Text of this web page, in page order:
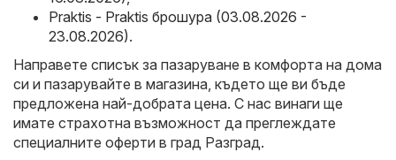
Praktis - Praktis брошура (03.08.2026 -
23.08.2026).
Направете списък за пазаруване в комфорта на дома
си и пазарувайте в магазина, където ще ви бъде
предложена най-добрата цена. С нас винаги ще
имате страхотна възможност да преглеждате
специалните оферти в град Разград.